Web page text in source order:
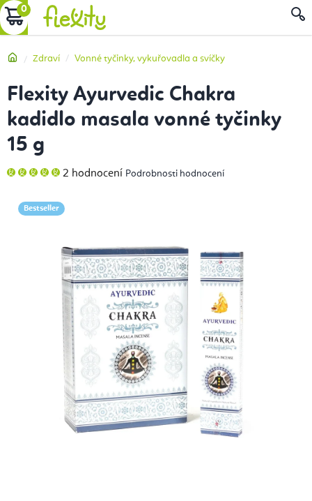
Přejít
na
NÁKUPNÍ
DomůZdraví Vonné tyčinky, vykuřovadla a svíčky
Flexity Ayurvedic Chakra
kadidlo masala vonné tyčinky
15 g
Průměrné
hodnocení
5,0
z
2 hodnocení Podrobnosti hodnocení
Bestseller